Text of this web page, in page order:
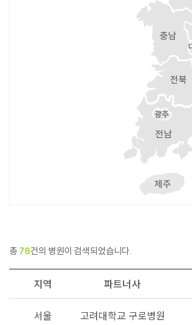
총 78건의 병원이 검색되었습니다.
지역 파트너사
서울 고려대학교 구로병원